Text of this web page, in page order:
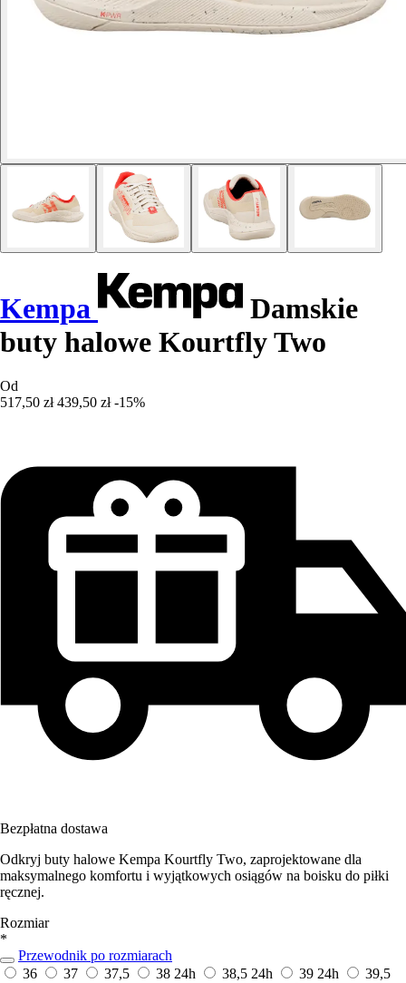
Kempa
Damskie
buty halowe Kourtfly Two
Od
517,50 zł 439,50 zł -15%
Bezpłatna dostawa
Odkryj buty halowe Kempa Kourtfly Two, zaprojektowane dla
maksymalnego komfortu i wyjątkowych osiągów na boisku do piłki
ręcznej.
Rozmiar
*
Przewodnik po rozmiarach
36
37 37,5 38 24h 38,5 24h 39 24h
39,5